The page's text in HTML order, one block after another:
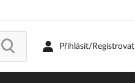
Přihlásit/Registrovat